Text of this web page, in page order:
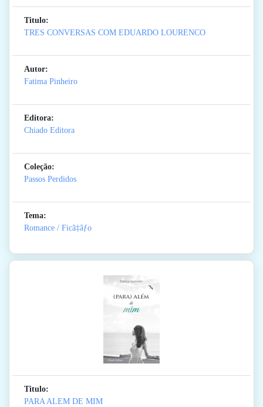
Titulo:
TRES CONVERSAS COM EDUARDO LOURENCO
Autor:
Fatima Pinheiro
Editora:
Chiado Editora
Coleção:
Passos Perdidos
Tema:
Romance / Ficã‡ãƒo
Titulo:
PARA ALEM DE MIM